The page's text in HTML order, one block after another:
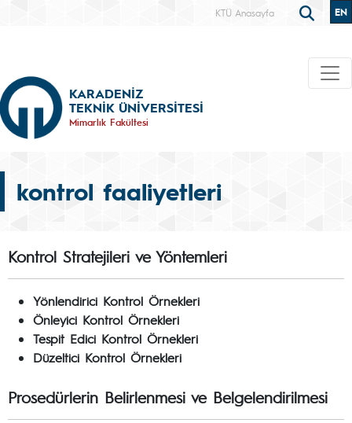
KTÜ Anasayfa EN
KARADENİZ
TEKNİK ÜNİVERSİTESİ
Mimarlık Fakültesi
kontrol faaliyetleri
Kontrol Stratejileri ve Yöntemleri
Yönlendirici Kontrol Örnekleri
Önleyici Kontrol Örnekleri
Tespit Edici Kontrol Örnekleri
Düzeltici Kontrol Örnekleri
Prosedürlerin Belirlenmesi ve Belgelendirilmesi